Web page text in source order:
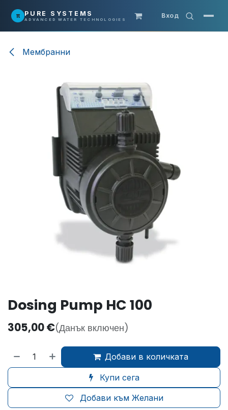
π PURE SYSTEMS
ADVANCED WATER TECHNOLOGIES
Вход
Мембранни
Dosing Pump HC 100
305,00€(Данък включен)
Добави в количката
Купи сега
Добави към Желани